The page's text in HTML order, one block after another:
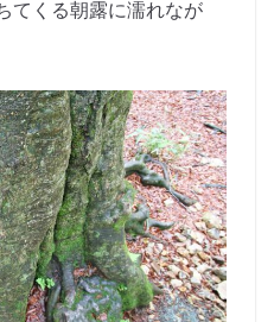
てくる朝露に濡れなが